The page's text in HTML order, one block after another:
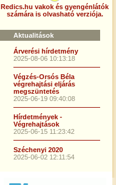
Redics.hu vakok és gyengénlátók
számára is olvasható verziója.
Aktualitások
Árverési hírdetmény
2025-08-06 10:13:18
Végzés-Orsós Béla
végrehajtási eljárás
megszüntetés
2025-06-19 09:40:08
Hírdetmények -
Végrehajtások
2025-06-15 11:23:42
Széchenyi 2020
2025-06-02 12:11:54